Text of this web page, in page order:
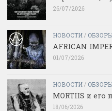
26/07/2026
НОВОСТИ /
AFRICAN
01/07/2026
НОВОСТИ /
MORTIIS и его
18/06/2026